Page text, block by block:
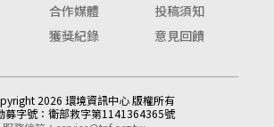
合作媒體
投稿須知
獲獎紀錄 意見回饋
2026 環境資訊中心 版權所有
募字號： 衛部救字第1141364365號